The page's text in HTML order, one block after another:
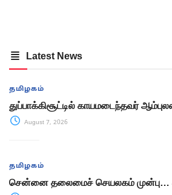
Latest News
தமிழகம்
துப்பாக்கிசூட்டில் காயமடைந்தவர்
August 7, 2026
தமிழகம்
சென்னை தலைமைச் செயலகம் முன்பு…